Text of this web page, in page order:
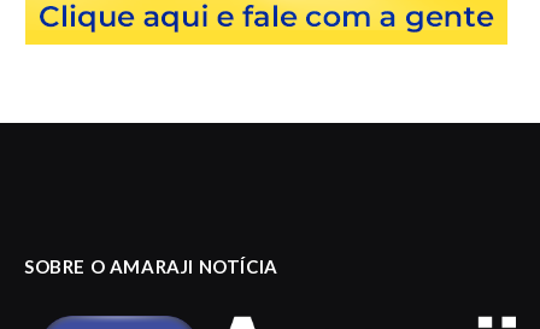
SOBRE O AMARAJI NOTÍCIA